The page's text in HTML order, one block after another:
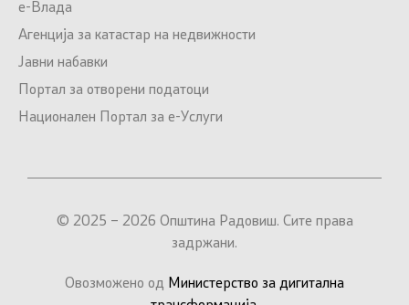
е-Влада
Агенција за катастар на недвижности
Јавни набавки
Портал за отворени податоци
Национален Портал за е-Услуги
© 2025 – 2026 Општина Радовиш. Сите права
задржани.
Овозможено од Министерство за дигитална